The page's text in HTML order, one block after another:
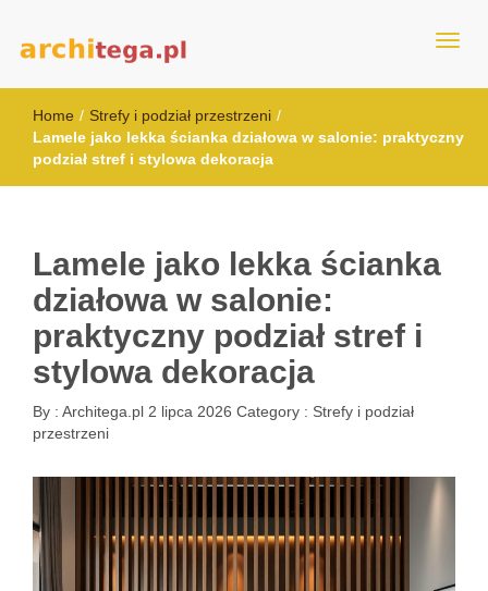
architega.pl
Home / Strefy i podział przestrzeni /
Lamele jako lekka ścianka działowa w salonie: praktyczny
podział stref i stylowa dekoracja
Lamele jako lekka ścianka
działowa w salonie:
praktyczny podział stref i
stylowa dekoracja
By : Architega.pl 2 lipca 2026 Category : Strefy i podział
przestrzeni